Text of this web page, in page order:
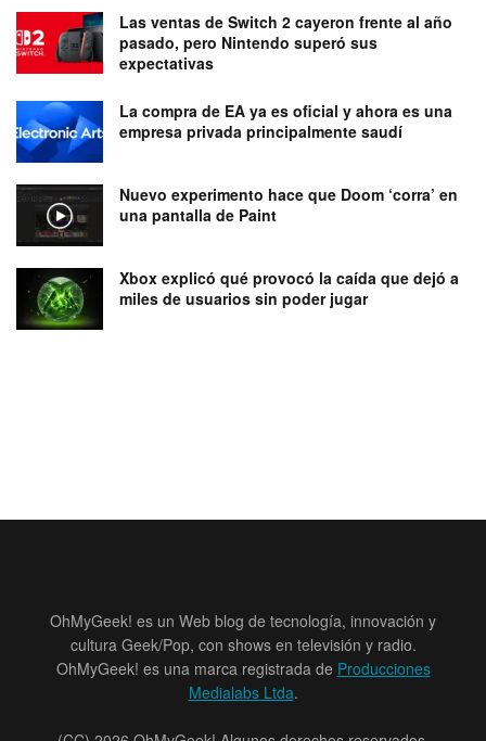
Las ventas de Switch 2 cayeron frente al año
pasado, pero Nintendo superó sus
expectativas
La compra de EA ya es oficial y ahora es una
empresa privada principalmente saudí
Nuevo experimento hace que Doom ‘corra’ en
una pantalla de Paint
Xbox explicó qué provocó la caída que dejó a
miles de usuarios sin poder jugar
OhMyGeek! es un Web blog de tecnología, innovación y
cultura Geek/Pop, con shows en televisión y radio.
OhMyGeek! es una marca registrada de Producciones
Medialabs Ltda.